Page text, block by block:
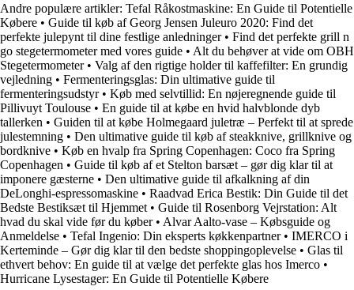
Andre populære artikler: Tefal Råkostmaskine: En Guide til Potentielle
Købere • Guide til køb af Georg Jensen Juleuro 2020: Find det
perfekte julepynt til dine festlige anledninger• Find det perfekte grill n
go stegetermometer med vores guide • Alt du behøver at vide om OBH
Stegetermometer• Valg af den rigtige holder til kaffefilter: En grundig
vejledning • Fermenteringsglas: Din ultimative guide til
fermenteringsudstyr• Køb med selvtillid: En nøjeregnende guide til
Pillivuyt Toulouse • En guide til at købe en hvid halvblonde dyb
tallerken • Guiden til at købe Holmegaard juletræ – Perfekt til at sprede
julestemning • Den ultimative guide til køb af steakknive, grillknive og
bordknive • Køb en hvalp fra Spring Copenhagen: Coco fra Spring
Copenhagen • Guide til køb af et Stelton barsæt – gør dig klar til at
imponere gæsterne • Den ultimative guide til afkalkning af din
DeLonghi-espressomaskine • Raadvad Erica Bestik: Din Guide til det
Bedste Bestiksæt til Hjemmet • Guide til Rosenborg Vejrstation: Alt
hvad du skal vide før du køber• Alvar Aalto-vase – Købsguide og
Anmeldelse • Tefal Ingenio: Din eksperts køkkenpartner• IMERCO i
Kerteminde – Gør dig klar til den bedste shoppingoplevelse • Glas til
ethvert behov: En guide til at vælge det perfekte glas hos Imerco •
Hurricane Lysestager: En Guide til Potentielle Købere